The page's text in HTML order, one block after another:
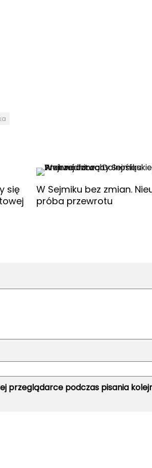
się
W Sejmiku bez zmian.
próba przewrotu
przeglądarce podczas pisania